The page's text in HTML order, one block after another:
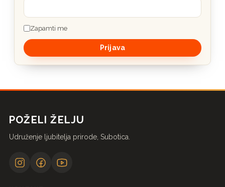
Zapamti me
POŽELI ŽELJU
Udruženje ljubitelja prirode, Subotica.